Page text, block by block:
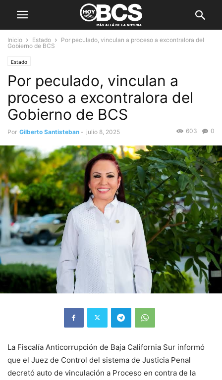
Inicio Estado
Por peculado, vinculan a proceso a excontralora del
Gobierno de BCS
Estado
Por peculado, vinculan a
proceso a excontralora del
Gobierno de BCS
Por Gilberto Santisteban - julio 8, 2025 0
603
La Fiscalía Anticorrupción de Baja California Sur informó
que el Juez de Control del sistema de Justicia Penal
decretó auto de vinculación a Proceso en contra de la